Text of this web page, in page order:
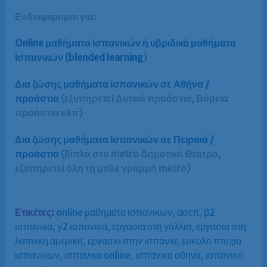
Ενδιαφέρομαι για:
Online μαθήματα Ισπανικών ή υβριδικά μαθήματα
Ισπανικών (blended learning)
Δια ζώσης μαθήματα Ισπανικών σε Αθήνα /
προάστια (εξυπηρετεί Δυτικά προάστια, Βόρεια
προάστια κλπ)
Δια ζώσης μαθήματα Ισπανικών σε Πειραιά /
προάστια (δίπλα στο metro Δημοτικό Θέατρο,
εξυπηρετεί όλη τη μπλε γραμμή metro)
Ετικέτες: online μαθηματα ισπανικων ασεπ β2
ισπανικα, γ2 ισπανικα, εργασια στη γαλλια, εργασια στη
λατινικη αμερικη εργασια στην ισπανια, ευκολο πτυχιο
ισπανικων ισπανικα online ισπανικα αθηνα, ισπανικα